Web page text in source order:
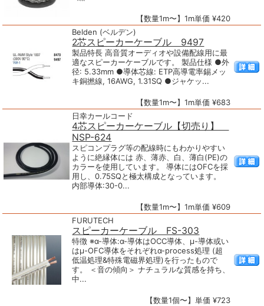
【数量1m〜】1m単価 ¥420
Belden (ベルデン)
2芯スピーカーケーブル 9497
製品特長 高音質オーディオや設備配線用に最
適なスピーカーケーブルです。 製品仕様 ●外
径: 5.33mm ●導体芯線: ETP高導電率錫メッ
キ銅撚線, 16AWG, 1.31SQ ●ジャケッ...
【数量1m〜】1m単価 ¥683
日幸カールコード
4芯スピーカーケーブル【切売り】
NSP-624
スピコンプラグ等の配線時にもわかりやすい
ように絶縁体には 赤、薄赤、白、薄白(PE)の
カラーを使用しています。 導体にはOFCを採
用し、0.75SQと極太構成となっています。
内部導体:30-0...
【数量1m〜】1m単価 ¥609
FURUTECH
スピーカーケーブル FS-303
特徴 ※α-導体:α-導体はOCC導体、μ-導体或い
はμ-OFC導体をそれぞれα-process処理 (超
低温処理&特殊電磁界処理)を行ったもので
す。 ＜音の傾向＞ ナチュラルな質感を持ち、
中...
【数量1個〜】単価 ¥723